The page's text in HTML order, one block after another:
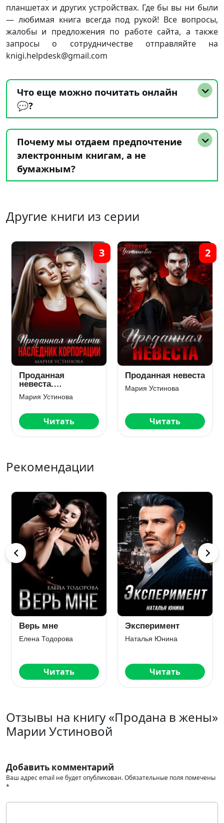
планшетах и других устройствах. Где бы вы ни были
— любимая книга всегда под рукой! Все вопросы,
жалобы и предложения по работе сайта, а также
запросы о сотрудничестве отправляйте на
knigi.helpdesk@gmail.com
Что еще можно почитать онлайн
💬?
Почему мы отдаем предпочтение
электронным книгам, а не
бумажным?
Другие книги из серии
Проданная
невеста.
Наследник
корпорации
Мария Устинова
Читать
3
Проданная невеста
Мария Устинова
Читать
2
Рекомендации
Верь мне
Елена Тодорова
Читать
Эксперимент
Наталья Юнина
Читать
Отзывы на книгу «Продана в жены»
Марии Устиновой
Добавить комментарий
Ваш адрес email не будет опубликован.Обязательные поля помечены
*